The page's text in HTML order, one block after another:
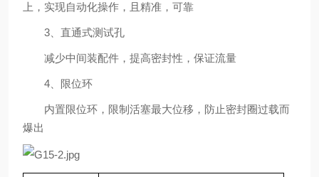
上，实现自动化操作，且精准，可靠
3、直通式测试孔
减少中间装配件，提高密封性，保证流量
4、限位环
内置限位环，限制活塞最大位移，防止密封圈过载而
爆出